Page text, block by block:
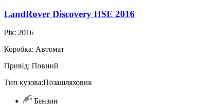
LandRover Discovery HSE 2016
Рік: 2016
Коробка: Автомат
Привід: Повний
Тип кузова:Позашляховик
Бензин